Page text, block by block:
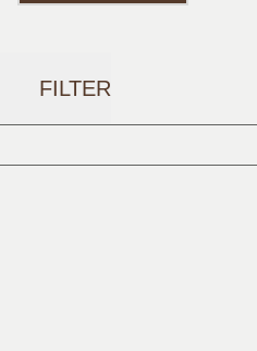
FILTER